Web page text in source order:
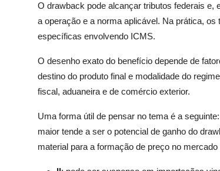
O drawback pode alcançar tributos federais
a operação e a norma aplicável. Na prática,
específicas envolvendo ICMS.
O desenho exato do benefício depende de
destino do produto final e modalidade do
fiscal, aduaneira e de comércio exterior.
Uma forma útil de pensar no tema é a
maior tende a ser o potencial de ganho do
material para a formação de preço no mercado